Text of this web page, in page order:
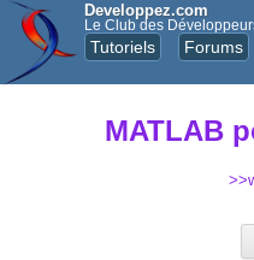
Developpez.com
Le Club des
Tutoriels Forums
MATLAB